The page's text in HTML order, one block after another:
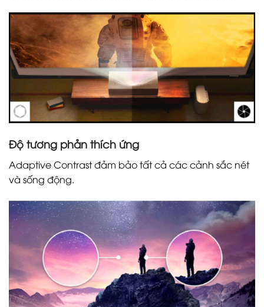
Độ tương phản thích ứng
Adaptive Contrast đảm bảo tất cả các cảnh sắc nét
và sống động.